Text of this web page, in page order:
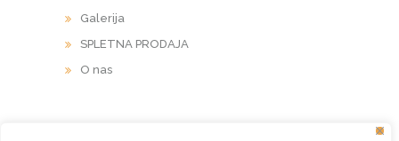
Galerija
SPLETNA PRODAJA
O nas